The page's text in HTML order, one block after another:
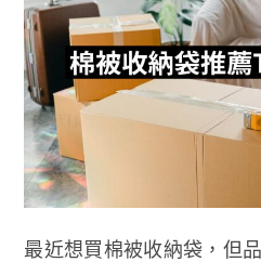
最近想買棉被收納袋，但